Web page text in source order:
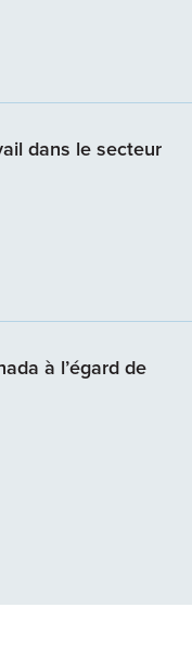
dans le secteur
à l’égard de